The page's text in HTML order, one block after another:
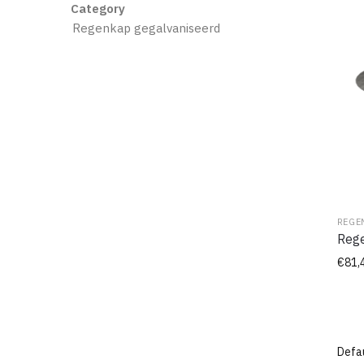
€
Category
Regenkap gegalvaniseerd